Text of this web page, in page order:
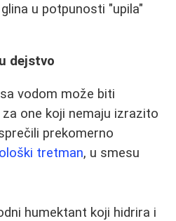
u potpunosti "upila"
dejstvo
vodom može biti
one koji nemaju izrazito
prekomerno
tretman, u smesu
humektant koji hidrira i